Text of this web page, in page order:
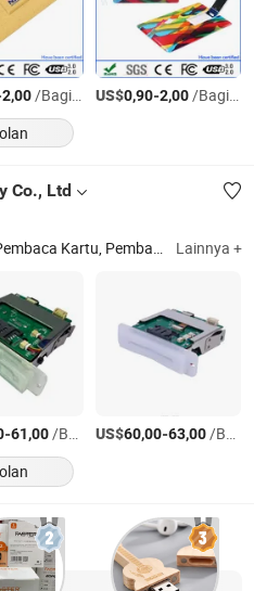
2,00/Bagian US$0,90-2,00/Bagian
Co., Ltd
Pembaca Kartu RFID, Pembaca Kartu Magnetik, Pembaca Kartu IC, Pembaca Kartu Hibrida, Pembaca Kartu DIP, Layar LCD Tipe Bar, Monitor Sisi Ganda, Monitor Permainan LED, Monitor Permainan Melengkung Lainnya +
-61,00/Bagian US$60,00-63,00/Bagian